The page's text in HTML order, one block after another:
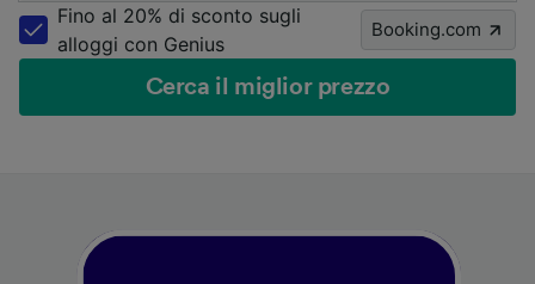
Fino al 20% di sconto sugli
alloggi con Genius
Booking.com
Cerca il miglior prezzo